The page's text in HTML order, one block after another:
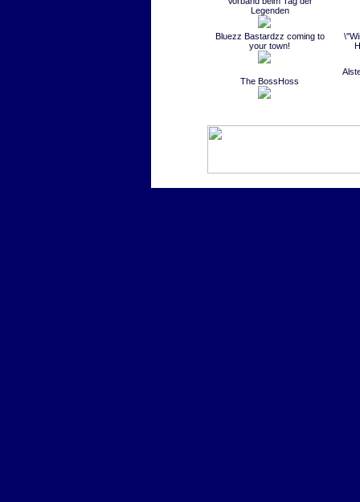
Legenden
Bluezz Bastardzz coming to
your town!
The BossHoss